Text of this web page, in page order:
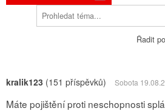
Řadit
kralik123 (151 příspěvků) Sobota
Máte pojištění proti neschopnosti